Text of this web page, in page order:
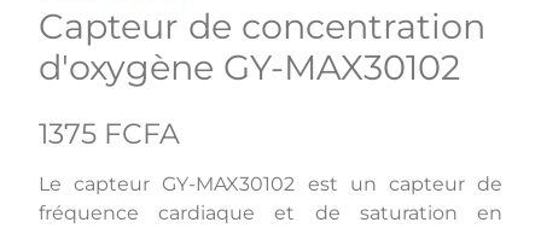
Capteur de concentration
d'oxygène GY-MAX30102
1375 FCFA
Le capteur GY-MAX30102 est un capteur de
fréquence cardiaque et de saturation en